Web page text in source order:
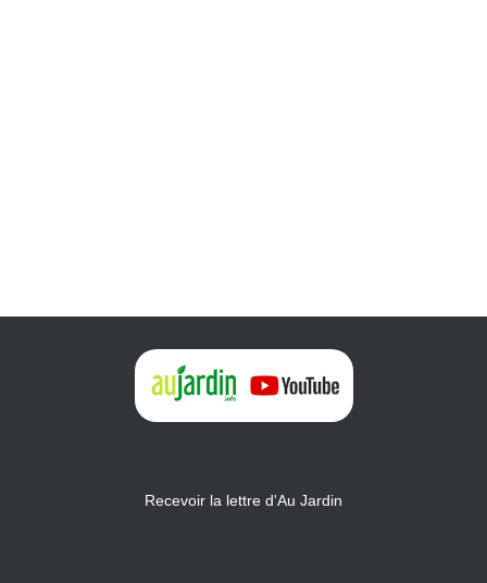
Recevoir la lettre d'Au Jardin